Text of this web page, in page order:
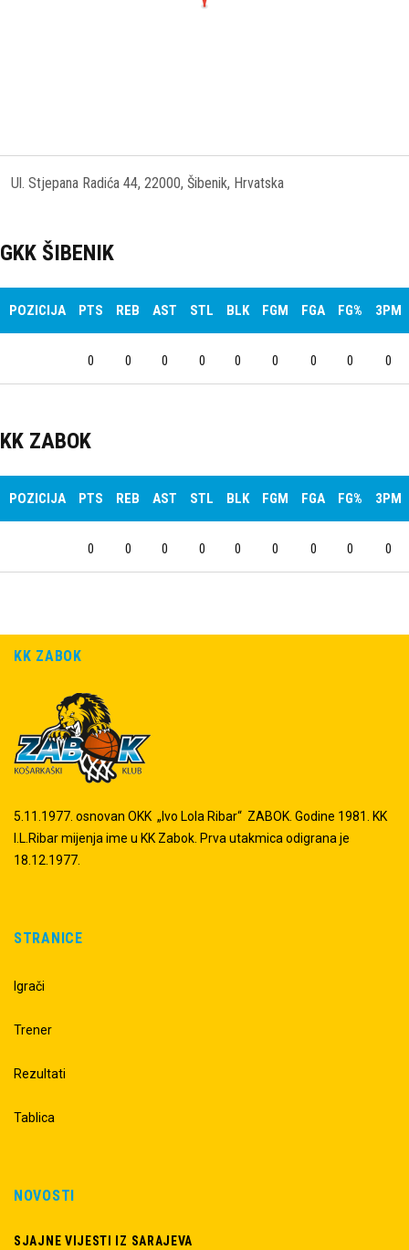
Ul. Stjepana Radića 44, 22000, Šibenik, Hrvatska
GKK ŠIBENIK
POZICIJA PTS REB AST STL BLK FGM FGA FG% 3PM
0 0 0 0 0 0 0 0 0
KK ZABOK
POZICIJA PTS REB AST STL BLK FGM FGA FG% 3PM
0 0 0 0 0 0 0 0 0
KK ZABOK
5.11.1977. osnovan OKK „Ivo Lola Ribar“ ZABOK. Godine 1981. KK
I.L.Ribar mijenja ime u KK Zabok. Prva utakmica odigrana je
18.12.1977.
STRANICE
Igrači
Trener
Rezultati
Tablica
NOVOSTI
SJAJNE VIJESTI IZ SARAJEVA